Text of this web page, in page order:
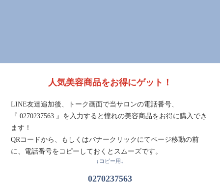
人気美容商品をお得にゲット！
LINE友達追加後、トーク画面で当サロンの電話番号、
『 0270237563 』を入力すると憧れの美容商品をお得に購入でき
ます！
QRコードから、もしくはバナークリックにてページ移動の前
に、電話番号をコピーしておくとスムーズです。
↓コピー用↓
0270237563